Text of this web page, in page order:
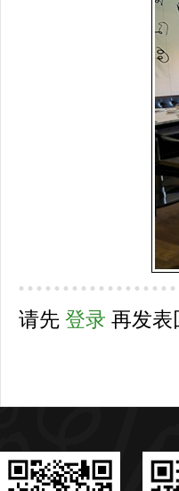
请先登录 再发表